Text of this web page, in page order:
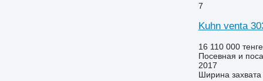
7
Kuhn venta
16 110 000 тенге
Посевная и
2017
Ширина захвата